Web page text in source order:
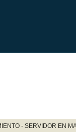
- SERVIDOR EN